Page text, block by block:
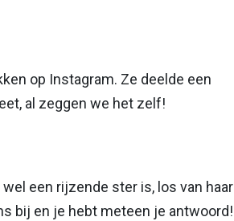
op Instagram. Ze deelde een
al zeggen we het zelf!
een rijzende ster is, los van haar
bij en je hebt meteen je antwoord!